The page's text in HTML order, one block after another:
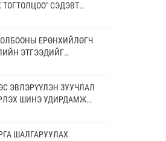
СЭДЭВТ
ЕРӨНХИЙЛӨГЧ
ЭТГЭЭДИЙГ
ЗӨВЛӨЛИЙН ГИШҮҮД
ХИЙЛЭЭ
ЭВЛЭРҮҮЛЭН ЗУУЧЛАЛ
ШИНЭ УДИРДАМЖ
ШАЛГАРУУЛАХ